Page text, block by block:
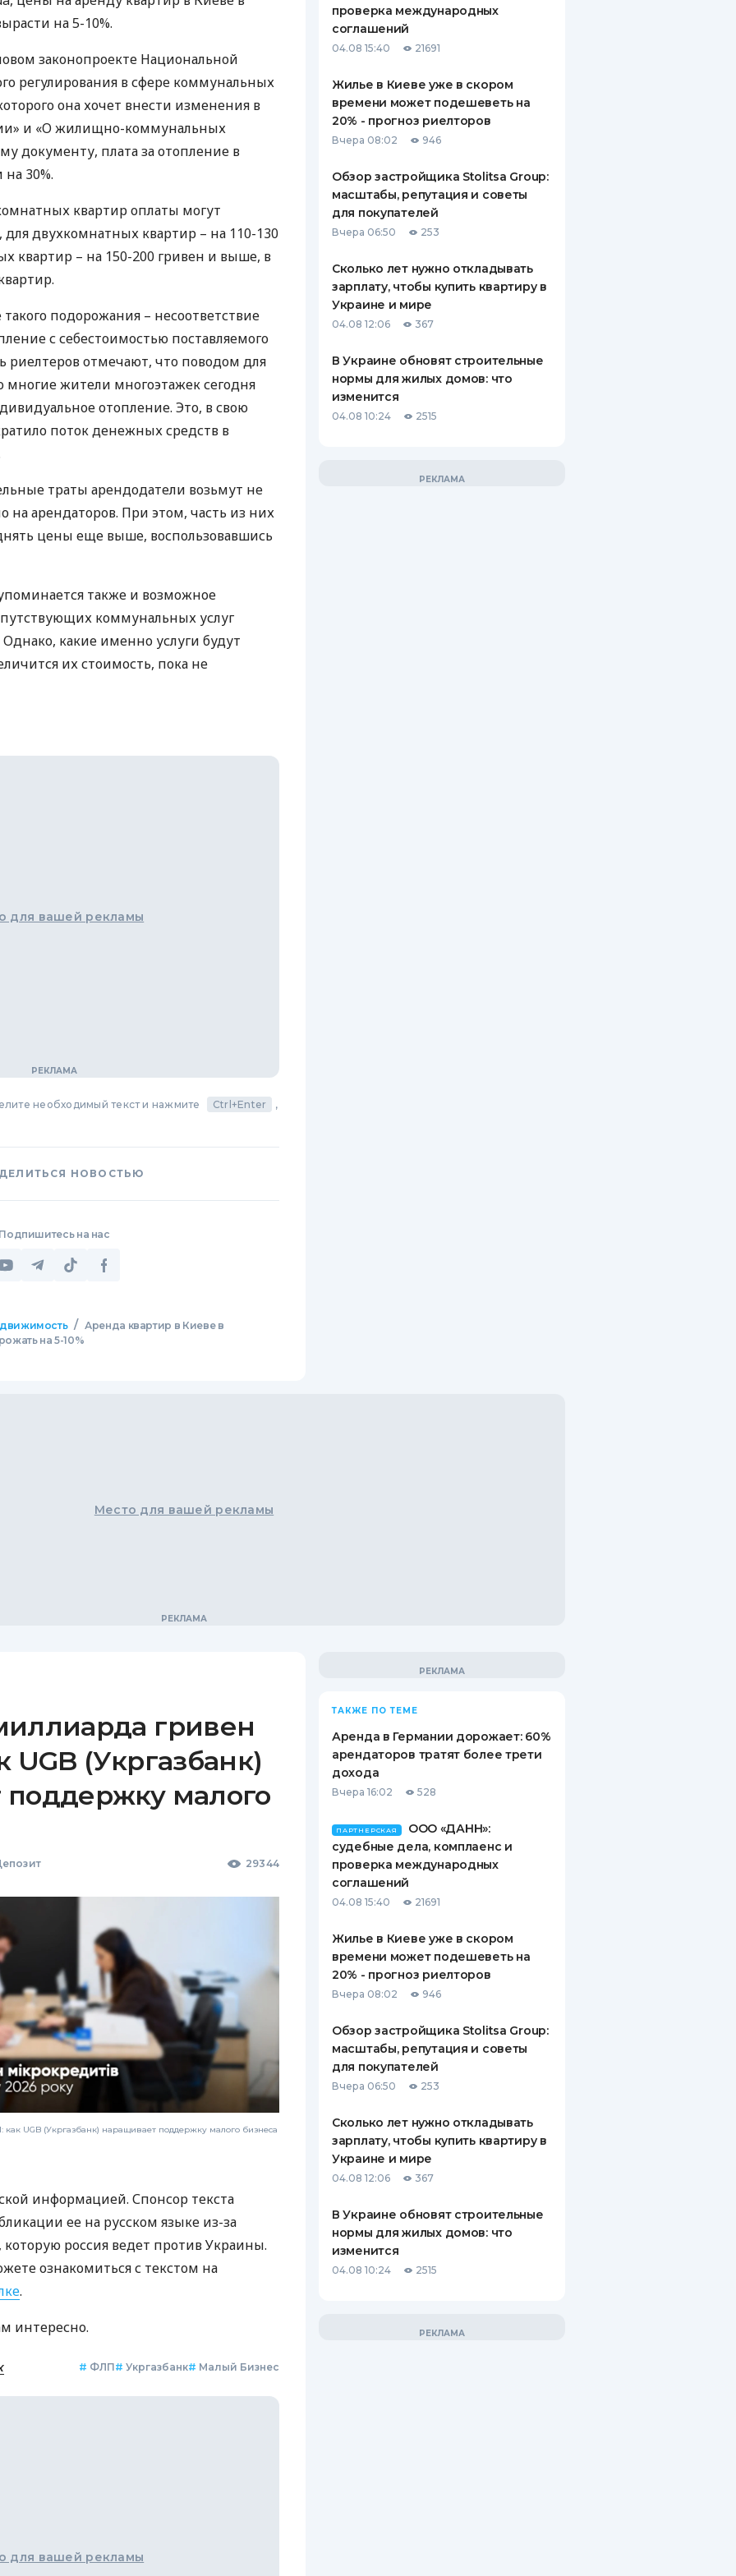
БАНКОВСКИМ КАРТАМ
ПУТЕВОДИТЕЛИ ПО
СТРАХОВЫЕ КОМПАНИИ
ОТЗЫВЫ О СТРАХОВЫХ
ДОСТАВКА И ОПЛАТА
КОНТАКТЫ
на 5-10%.
законопроекте Национальной
регулирования в сфере коммунальных
она хочет внести изменения в
и «О жилищно-коммунальных
документу, плата за отопление в
30%.
квартир оплаты могут
двухкомнатных квартир – на 110-130
квартир – на 150-200 гривен и выше, в
подорожания – несоответствие
с себестоимостью поставляемого
риелтеров отмечают, что поводом для
многие жители многоэтажек сегодня
отопление. Это, в свою
поток денежных средств в
траты арендодатели возьмут не
на арендаторов. При этом, часть из них
цены еще выше, воспользовавшись
также и возможное
коммунальных услуг
Однако, какие именно услуги будут
их стоимость, пока не
для вашей рекламы
необходимый текст и нажмите Ctrl+Enter ,
НОВОСТЬЮ
на нас
/ Аренда квартир в Киеве в
на 5-10%
проверка международных
соглашений
04.08 15:40 21691
Жилье в Киеве уже в скором
времени может подешеветь на
20% - прогноз риелторов
Вчера 08:02 946
Обзор застройщика Stolitsa Group:
масштабы, репутация и советы
для покупателей
Вчера 06:50 253
Сколько лет нужно откладывать
зарплату, чтобы купить квартиру в
Украине и мире
04.08 12:06 367
В Украине обновят строительные
нормы для жилых домов: что
изменится
04.08 10:24 2515
Место для вашей рекламы
гривен
(Укргазбанк)
малого
29344
UGB (Укргазбанк) наращивает поддержку малого бизнеса
информацией. Спонсор текста
ее на русском языке из-за
россия ведет против Украины.
ознакомиться с текстом на
.
интересно.
# ФЛП# Укргазбанк# Малый Бизнес
для вашей рекламы
ТАКЖЕ ПО ТЕМЕ
Аренда в Германии дорожает: 60%
арендаторов тратят более трети
дохода
Вчера 16:02 528
ПАРТНЕРСКАЯ
ООО «ДАНН»:
судебные дела, комплаенс и
проверка международных
соглашений
04.08 15:40 21691
Жилье в Киеве уже в скором
времени может подешеветь на
20% - прогноз риелторов
Вчера 08:02 946
Обзор застройщика Stolitsa Group:
масштабы, репутация и советы
для покупателей
Вчера 06:50 253
Сколько лет нужно откладывать
зарплату, чтобы купить квартиру в
Украине и мире
04.08 12:06 367
В Украине обновят строительные
нормы для жилых домов: что
изменится
04.08 10:24 2515